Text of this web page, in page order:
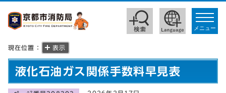
toggle
メニュー
現在位置： 表示
液化石油ガス関係手数料早見表